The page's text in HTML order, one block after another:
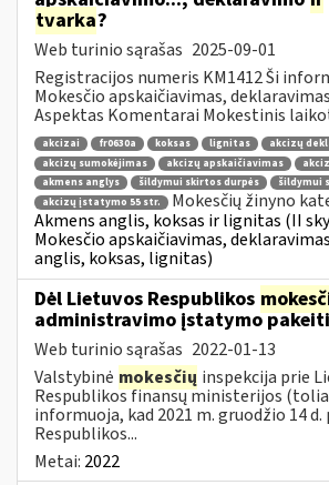
tvarka?
Web turinio sąrašas 2025-09-01
Registracijos numeris KM1412 Ši
Mokesčio apskaičiavimas, deklaravimas
Aspektas Komentarai Mokestinis
akcizai fr0630a koksas lignitas
akcizų
akcizų sumokėjimas
akcizų apskaičiavimas
akmens anglys
šildymui skirtos durpės
šildymui
akcizų įstatymo 55 str.
Mokesčių žinyno
Akmens anglis, koksas ir lignitas (II
Mokesčio apskaičiavimas,
anglis, koksas, lignitas)
Dėl Lietuvos Respublikos
administravimo įstatymo
Web turinio sąrašas 2022-01-13
Valstybinė mokesčių inspekcija prie
Respublikos finansų ministerijos
informuoja, kad 2021 m. gruodžio 14
Respublikos...
Metai: 2022